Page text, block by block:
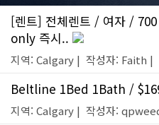
[렌트] 전체렌트 / 여자 /
only 즉시..
지역: Calgary | 작성자: Faith |
Beltline 1Bed 1Bath /
지역: Calgary | 작성자: